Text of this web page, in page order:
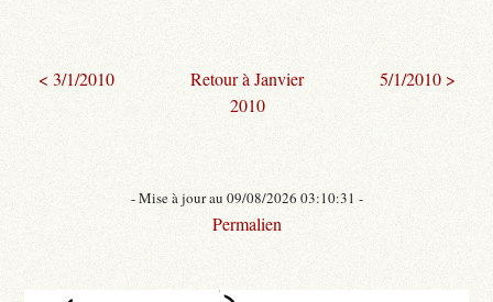
< 3/1/2010
Retour à Janvier
2010
5/1/2010 >
- Mise à jour au 09/08/2026 03:10:31 -
Permalien